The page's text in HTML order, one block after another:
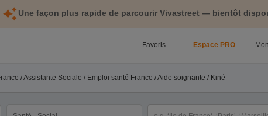
Une façon plus rapide de parcourir Vivastreet — bientôt
Favoris Espace PRO
/ Assistante Sociale / Emploi santé France / Aide soignante / Kiné